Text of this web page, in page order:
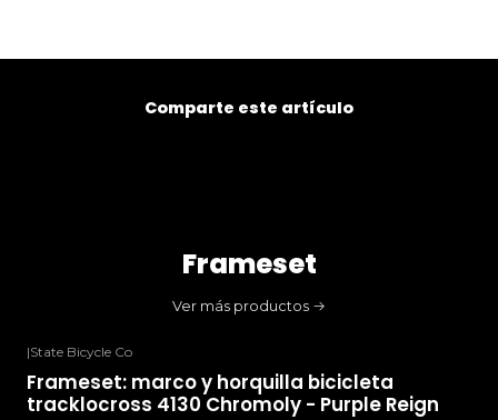
Comparte este artículo
Frameset
Ver más productos
|State Bicycle Co
Frameset: marco y horquilla bicicleta
tracklocross 4130 Chromoly - Purple Reign